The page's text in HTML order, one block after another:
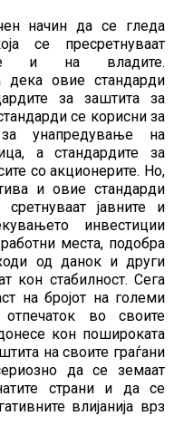
начин да се гледа
се пресретнуваат
и на владите.
дека овие стандарди
за заштита за
се корисни за
унапредување на
а стандардите за
со акционерите. Но,
и овие стандарди
јавните и
инвестиции
места, подобра
од данок и други
кон стабилност. Сега
на бројот на големи
во своите
кон пошироката
на своите граѓани
да се земаат
страни и да се
влијанија врз